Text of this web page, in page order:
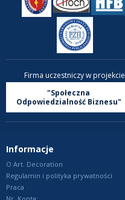
Firma uczestniczy w projekcie
"Społeczna
Odpowiedzialność Biznesu"
Informacje
O Art. Decoration
Regulamin i polityka prywatności
Praca